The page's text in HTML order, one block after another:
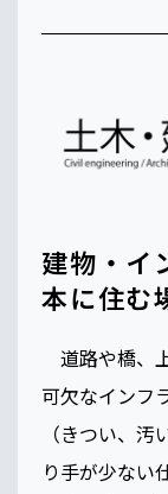
建物・イ
本に住む
道路や橋、
可欠なインフ
（きつい、
り手が少ない